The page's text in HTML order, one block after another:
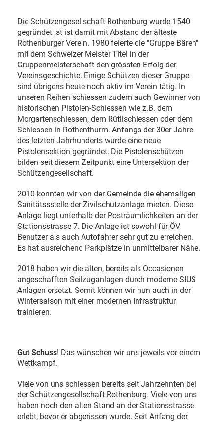
Die Schützengesellschaft Rothenburg wurde 1540
gegründet ist ist damit mit Abstand der älteste
Rothenburger Verein. 1980 feierte die "Gruppe Bären"
mit dem Schweizer Meister Titel in der
Gruppenmeisterschaft den grössten Erfolg der
Vereinsgeschichte. Einige Schützen dieser Gruppe
sind übrigens heute noch aktiv im Verein tätig. In
unseren Reihen schiessen zudem auch Gewinner von
historischen Pistolen-Schiessen wie z.B. dem
Morgartenschiessen, dem Rütlischiessen oder dem
Schiessen in Rothenthurm. Anfangs der 30er Jahre
des letzten Jahrhunderts wurde eine neue
Pistolensektion gegründet. Die Pistolenschützen
bilden seit diesem Zeitpunkt eine Untersektion der
Schützengesellschaft.
2010 konnten wir von der Gemeinde die ehemaligen
Sanitätssstelle der Zivilschutzanlage mieten. Diese
Anlage liegt unterhalb der Posträumlichkeiten an der
Stationsstrasse 7. Die Anlage ist sowohl für ÖV
Benutzer als auch Autofahrer sehr gut zu erreichen.
Es hat ausreichend Parkplätze in unmittelbarer Nähe.
2018 haben wir die alten, bereits als Occasionen
angeschafften Seilzuganlagen durch moderne SIUS
Anlagen ersetzt. Somit können wir nun auch in der
Wintersaison mit einer modernen Infrastruktur
trainieren.
Gut Schuss! Das wünschen wir uns jeweils vor einem
Wettkampf.
Viele von uns schiessen bereits seit Jahrzehnten bei
der Schützengesellschaft Rothenburg. Viele von uns
haben noch den alten Stand an der Stationsstrasse
erlebt, bevor er abgerissen wurde. Seit Anfang der